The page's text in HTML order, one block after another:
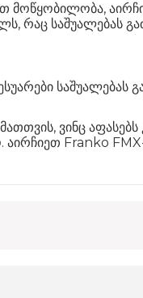
მოწყობილობა,
რაც საშუალებას
ვინც
Franko